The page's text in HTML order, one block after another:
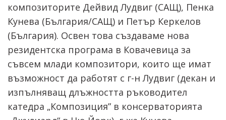
композиторите Дейвид Лудвиг (САЩ), Пенка
Кунева (България/САЩ) и Петър Керкелов
(България). Освен това създаваме нова
резидентска програма в Ковачевица за
съвсем млади композитори, които ще имат
възможност да работят с г-н Лудвиг (декан и
изпълняващ длъжността ръководител
катедра „Композиция” в консерваторията